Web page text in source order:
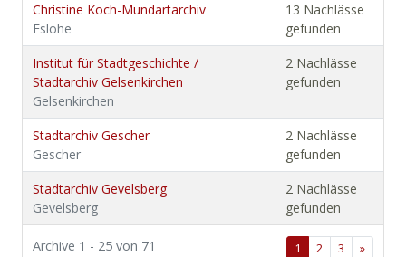
Christine Koch-Mundartarchiv
Eslohe
13 Nachlässe
gefunden
Institut für Stadtgeschichte /
Stadtarchiv Gelsenkirchen
Gelsenkirchen
2 Nachlässe
gefunden
Stadtarchiv Gescher
Gescher
2 Nachlässe
gefunden
Stadtarchiv Gevelsberg
Gevelsberg
2 Nachlässe
gefunden
Archive 1 - 25 von 71 1 2 3 »